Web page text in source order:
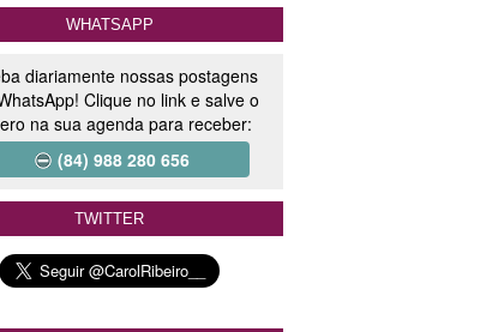
WHATSAPP
diariamente nossas postagens
Clique no link e salve o
na sua agenda para receber:
(84) 988 280 656
TWITTER